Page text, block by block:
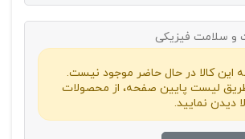
و سلامت فیزیکی
این کالا در حال حاضر موجود نیست.
طریق لیست پایین صفحه، از محصولات
دیدن نمایید.